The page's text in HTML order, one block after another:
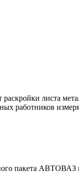
листа
работников
пакета АВТОВАЗ